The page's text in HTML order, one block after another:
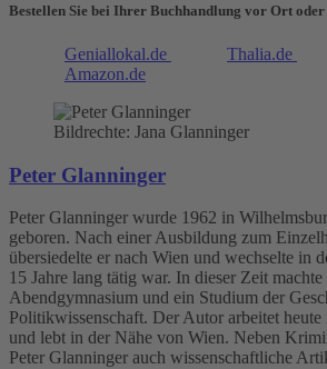
Bestellen Sie bei Ihrer Buchhandlung vor Ort
Geniallokal.de Thalia.de
Amazon.de
Bildrechte: Jana Glanninger
Peter Glanninger
Peter Glanninger wurde 1962 in
geboren. Nach einer Ausbildung zum
übersiedelte er nach Wien und wechselte in
15 Jahre lang tätig war. In dieser Zeit
Abendgymnasium und ein Studium der
Politikwissenschaft. Der Autor arbeitet
und lebt in der Nähe von Wien. Neben
Peter Glanninger auch wissenschaftliche